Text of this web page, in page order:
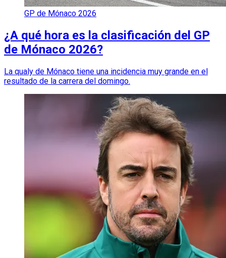
GP de Mónaco 2026
¿A qué hora es la clasificación del GP
de Mónaco 2026?
La qualy de Mónaco tiene una incidencia muy grande en el
resultado de la carrera del domingo.